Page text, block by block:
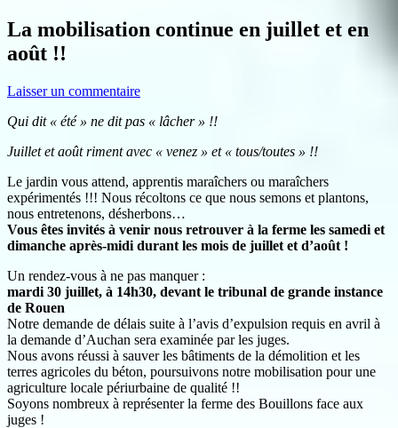
La mobilisation continue en juillet et en
août !!
Laisser un commentaire
Qui dit « été » ne dit pas « lâcher » !!
Juillet et août riment avec « venez » et « tous/toutes » !!
Le jardin vous attend, apprentis maraîchers ou maraîchers
expérimentés !!! Nous récoltons ce que nous semons et plantons,
nous entretenons, désherbons…
Vous êtes invités à venir nous retrouver à la ferme les samedi et
dimanche après-midi durant les mois de juillet et d’août !
Un rendez-vous à ne pas manquer :
mardi 30 juillet, à 14h30, devant le tribunal de grande instance
de Rouen
Notre demande de délais suite à l’avis d’expulsion requis en avril à
la demande d’Auchan sera examinée par les juges.
Nous avons réussi à sauver les bâtiments de la démolition et les
terres agricoles du béton, poursuivons notre mobilisation pour une
agriculture locale périurbaine de qualité !!
Soyons nombreux à représenter la ferme des Bouillons face aux
juges !